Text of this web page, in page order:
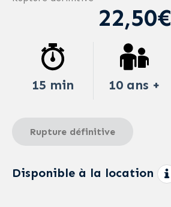
22,50€
15 min 10 ans +
Rupture définitive
Disponible à la location